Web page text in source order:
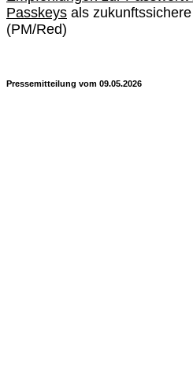
Passkeys als
(PM/Red)
Pressemitteilung vom 09.05.2026